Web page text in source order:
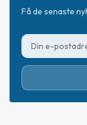
Få de senaste